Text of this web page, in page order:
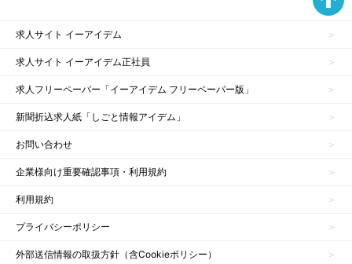
求人サイト イーアイデム
求人サイト イーアイデム正社員
求人フリーペーパー「イーアイデム フリーペーパー版」
新聞折込求人紙「しごと情報アイデム」
お問い合わせ
企業様向け重要確認事項・利用規約
利用規約
プライバシーポリシー
外部送信情報の取扱方針（含Cookieポリシー）